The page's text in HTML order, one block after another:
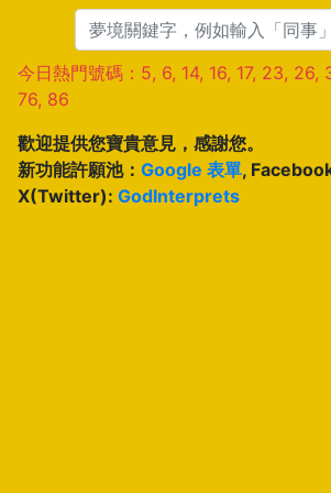
今日熱門號碼：5, 6, 14, 16, 17, 23,
76, 86
歡迎提供您寶貴意見，感謝您。
新功能許願池： Google 表單,
X(Twitter): GodInterprets